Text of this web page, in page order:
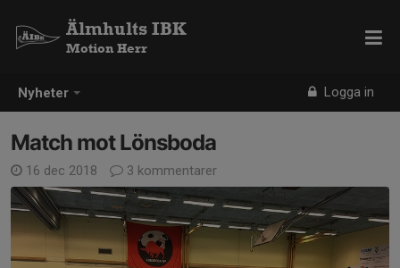
Nyheter Logga in
Älmhults IBK
Motion Herr
Match mot Lönsboda
16 dec 2018 3 kommentarer